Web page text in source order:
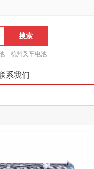
杭州叉车电池
系我们